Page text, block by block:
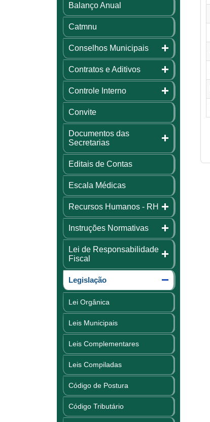
Balanço Anual
Catmnu
Conselhos Municipais
Contratos e Aditivos
Controle Interno
Convite
Documentos das
Secretarias
Editais de Contas
Escala Médicas
Recursos Humanos - RH
Instruções Normativas
Lei de Responsabilidade
Fiscal
Legislação
Lei Orgânica
Leis Municipais
Leis Complementares
Leis Compiladas
Código de Postura
Código Tributário